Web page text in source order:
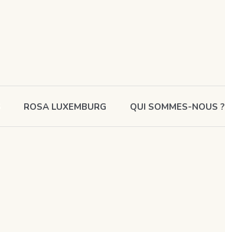
ROSA LUXEMBURG QUI SOMMES-NOUS ?